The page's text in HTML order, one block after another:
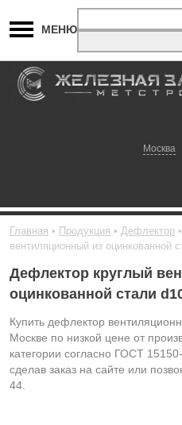
МЕНЮ
Москва
Главная Продукция Дефлектор
вентиляционный из оцинкованной
Дефлектор круглый
оцинкованной стали
Купить дефлектор
Москве по низкой цене от
категории согласно ГОСТ
сделав заказ на сайте или
44.